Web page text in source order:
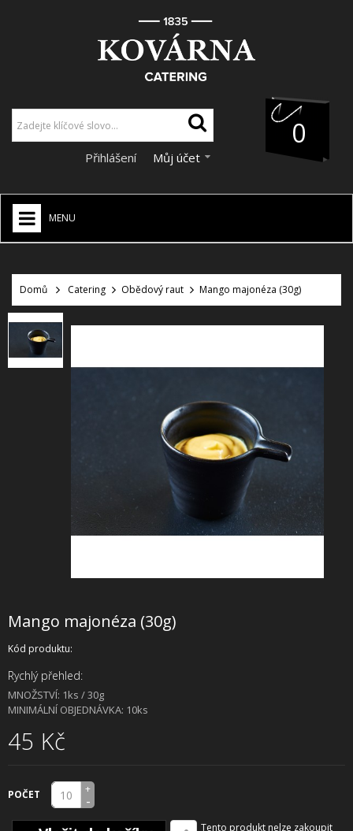
0
Přihlášení Můj účet
MENU
CATERING
VÝZDOBA A DEKORACE
SLUŽBY
Domů Catering Obědový raut Mango majonéza (30g)
Mango majonéza (30g)
Kód produktu:
Rychlý přehled:
MNOŽSTVÍ: 1ks / 30g
MINIMÁLNÍ OBJEDNÁVKA: 10ks
45 Kč
POČET +
-
Tento produkt nelze zakoupit